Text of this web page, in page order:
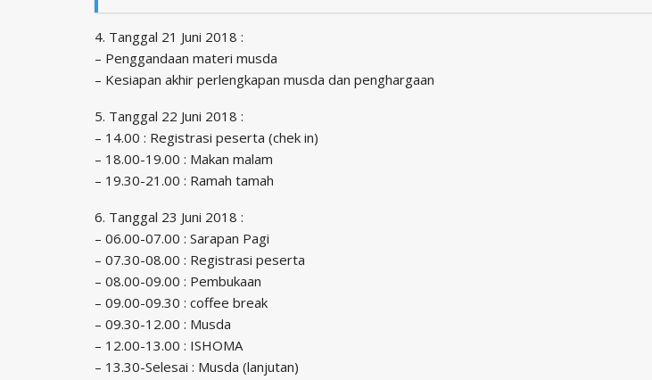
4. Tanggal 21 Juni 2018 :
– Penggandaan materi musda
– Kesiapan akhir perlengkapan musda dan penghargaan
5. Tanggal 22 Juni 2018 :
– 14.00 : Registrasi peserta (chek in)
– 18.00-19.00 : Makan malam
– 19.30-21.00 : Ramah tamah
6. Tanggal 23 Juni 2018 :
– 06.00-07.00 : Sarapan Pagi
– 07.30-08.00 : Registrasi peserta
– 08.00-09.00 : Pembukaan
– 09.00-09.30 : coffee break
– 09.30-12.00 : Musda
– 12.00-13.00 : ISHOMA
– 13.30-Selesai : Musda (lanjutan)